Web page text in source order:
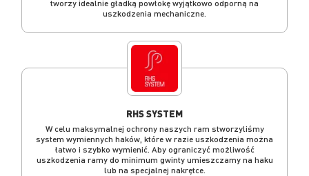
tworzy idealnie gładką powłokę wyjątkowo odporną na
uszkodzenia mechaniczne.
RHS SYSTEM
W celu maksymalnej ochrony naszych ram stworzyliśmy
system wymiennych haków, które w razie uszkodzenia można
łatwo i szybko wymienić. Aby ograniczyć możliwość
uszkodzenia ramy do minimum gwinty umieszczamy na haku
lub na specjalnej nakrętce.